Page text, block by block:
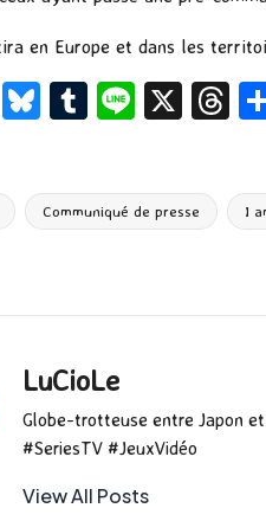
en Europe et dans les
E
Bl
ky
T
bl
Li X
T
ds
Communiqué de presse I
LuCioLe
Globe-trotteuse entre Japon
#SeriesTV #JeuxVidéo
View All Posts